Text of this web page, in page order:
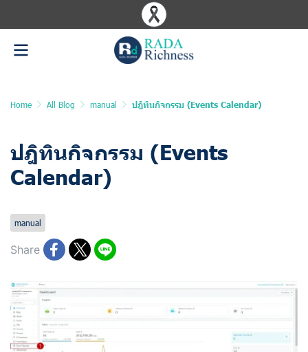
Home All Blog manual ปฎิทินกิจกรรม (Events Calendar)
ปฎิทินกิจกรรม (Events
Calendar)
manual
Share